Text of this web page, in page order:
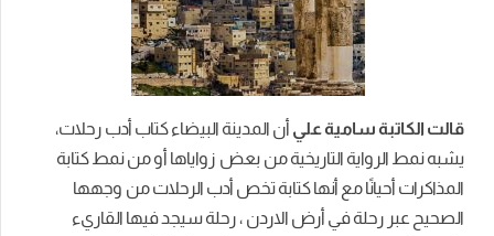
قالت الكاتبة سامية علي أن المدينة البيضاء كتاب أدب رحلات،
يشبه نمط الرواية التاريخية من بعض زواياها أو من نمط كتابة
المذاكرات أحيانًا مع أنها كتابة تخص أدب الرحلات من وجهها
الصحيح عبر رحلة في أرض الاردن ، رحلة سيجد فيها القاريء